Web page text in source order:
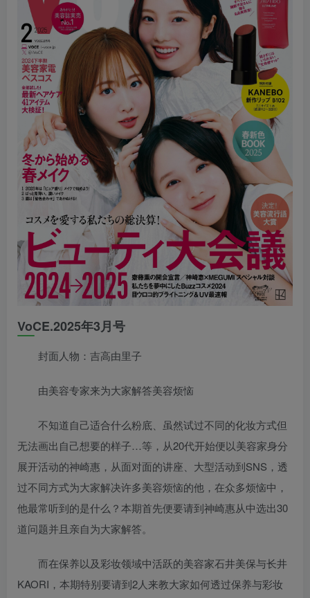
VoCE.2025年3月号
封面人物：吉高由里子
由美容专家来为大家解答美容烦恼
不知道自己适合什么粉底、虽然试过不同的化妆方式但
无法画出自己想要的样子…等，从20代开始便以美容家身分
展开活动的神崎惠，从面对面的讲座、大型活动到SNS，透
过不同方式为大家解决许多美容烦恼的他，在众多烦恼中，
他最常听到的是什么？本期首先便要请到神崎惠从中选出30
道问题并且亲自为大家解答。
而在保养以及彩妆领域中活跃的美容家石井美保与长井
KAORI，本期特别要请到2人来教大家如何透过保养与彩妆